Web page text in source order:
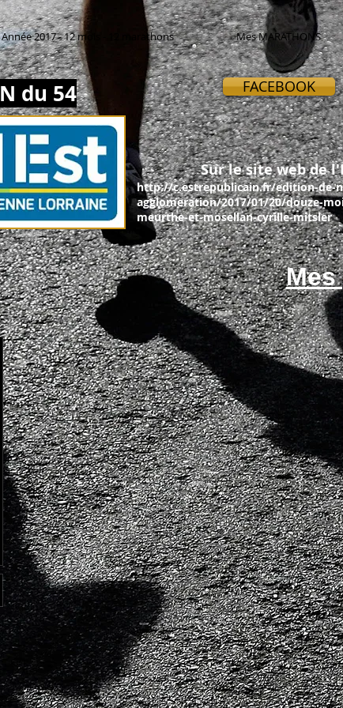
Année 2017 - 12 mois - 12 marathons Mes MARATHONS
du 54 FACEBOOK
Sur le site web de
http://c.estrepublicain.fr/edition-de-
agglomeration/2017/01/20/douze-
meurthe-et-mosellan-cyrille-mitsler